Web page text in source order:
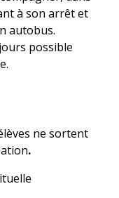
à son arrêt et
autobus.
possible
ne sortent
.